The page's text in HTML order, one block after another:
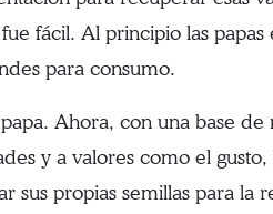
fácil. Al principio las
para consumo.
Ahora, con una base
y a valores como el
sus propias semillas para